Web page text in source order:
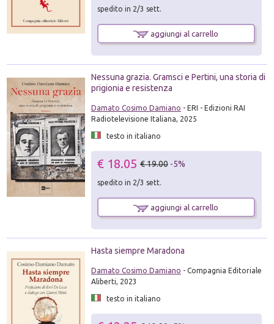
spedito in 2/3 sett.
aggiungi al carrello
Nessuna grazia. Gramsci e Pertini, una storia di
prigionia e resistenza
Damato Cosimo Damiano - ERI - Edizioni RAI
Radiotelevisione Italiana, 2025
testo in italiano
€ 18.05 € 19.00 -5%
spedito in 2/3 sett.
aggiungi al carrello
Hasta siempre Maradona
Damato Cosimo Damiano - Compagnia Editoriale
Aliberti, 2023
testo in italiano